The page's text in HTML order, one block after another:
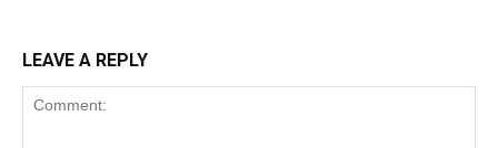
LEAVE A REPLY